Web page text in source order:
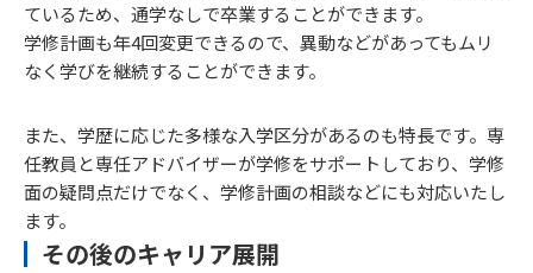
ているため、通学なしで卒業することができます。
学修計画も年4回変更できるので、異動などがあってもムリ
なく学びを継続することができます。
また、学歴に応じた多様な入学区分があるのも特長です。専
任教員と専任アドバイザーが学修をサポートしており、学修
面の疑問点だけでなく、学修計画の相談などにも対応いたし
ます。
その後のキャリア展開